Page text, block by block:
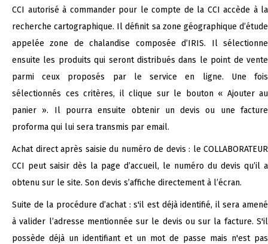
CCI autorisé à commander pour le compte de la CCI accède à la
recherche cartographique. Il définit sa zone géographique d’étude
appelée zone de chalandise composée d’IRIS. Il sélectionne
ensuite les produits qui seront distribués dans le point de vente
parmi ceux proposés par le service en ligne. Une fois
sélectionnés ces critères, il clique sur le bouton « Ajouter au
panier ». Il pourra ensuite obtenir un devis ou une facture
proforma qui lui sera transmis par email.
Achat direct après saisie du numéro de devis : le COLLABORATEUR
CCI peut saisir dès la page d’accueil, le numéro du devis qu’il a
obtenu sur le site. Son devis s’affiche directement à l’écran.
Suite de la procédure d’achat : s'il est déjà identifié, il sera amené
à valider l’adresse mentionnée sur le devis ou sur la facture. S'il
possède déjà un identifiant et un mot de passe mais n'est pas